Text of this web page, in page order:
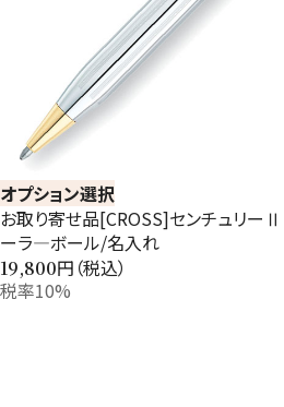
オプション選択
お取り寄せ品[CROSS]センチュリーⅡ
ーラ―ボール/名入れ
19,800円（税込）
税率10%